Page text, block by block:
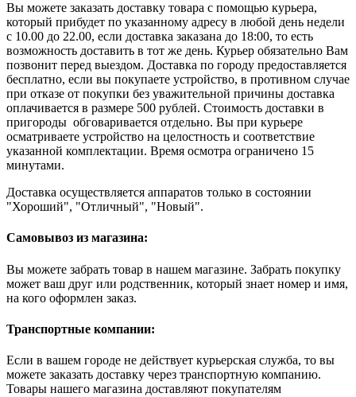
Вы можете заказать доставку товара с помощью курьера,
который прибудет по указанному адресу в любой день недели
с 10.00 до 22.00, если доставка заказана до 18:00, то есть
возможность доставить в тот же день. Курьер обязательно Вам
позвонит перед выездом. Доставка по городу предоставляется
бесплатно, если вы покупаете устройство, в противном случае
при отказе от покупки без уважительной причины доставка
оплачивается в размере 500 рублей. Стоимость доставки в
пригороды обговаривается отдельно. Вы при курьере
осматриваете устройство на целостность и соответствие
указанной комплектации. Время осмотра ограничено 15
минутами.
Доставка осуществляется аппаратов только в состоянии
"Хороший", "Отличный", "Новый".
Самовывоз из магазина:
Вы можете забрать товар в нашем магазине. Забрать покупку
может ваш друг или родственник, который знает номер и имя,
на кого оформлен заказ.
Транспортные компании:
Если в вашем городе не действует курьерская служба, то вы
можете заказать доставку через транспортную компанию.
Товары нашего магазина доставляют покупателям